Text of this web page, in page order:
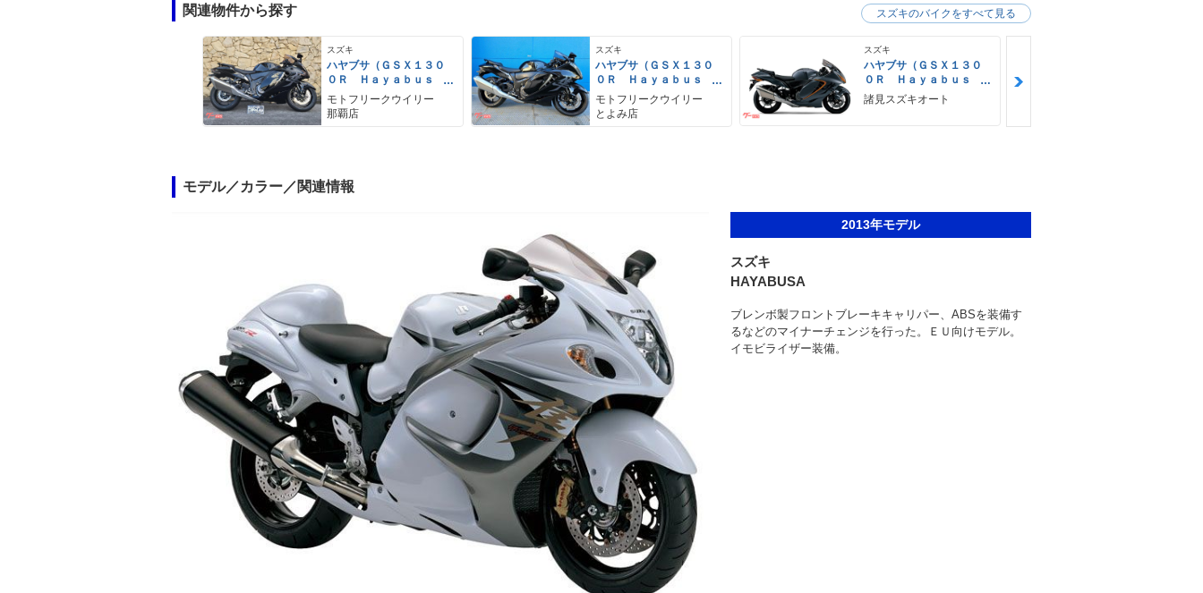
関連物件から探す
スズキ
ハヤブサ（ＧＳＸ１３０
０Ｒ Ｈａｙａｂｕｓ
ａ）
モトフリークウイリー
那覇店
スズキ
ハヤブサ（ＧＳＸ１３０
０Ｒ Ｈａｙａｂｕｓ
ａ）
モトフリークウイリー
とよみ店
スズキ
ハヤブサ（ＧＳＸ１３０
０Ｒ Ｈａｙａｂｕｓ
ａ）２０２６ＮＥＷカラ
ー ＥＴＣ２．０標準装
諸見スズキオート
スズキのバイクをすべて見る
モデル／カラー／関連情報
2013年モデル
スズキ
HAYABUSA
ブレンボ製フロントブレーキキャリパー、ABSを装備す
るなどのマイナーチェンジを行った。ＥＵ向けモデル。
イモビライザー装備。